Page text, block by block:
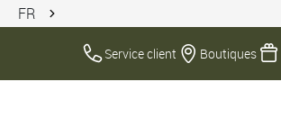
FR
Service client Boutiques